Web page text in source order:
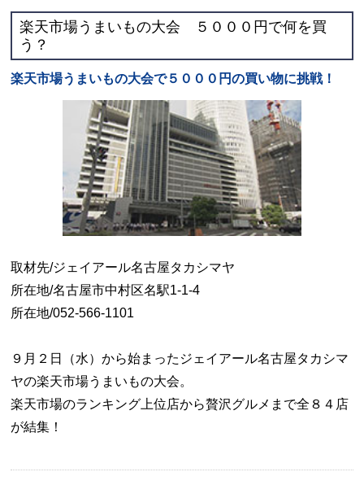
楽天市場うまいもの大会 ５０００円で何を買
う？
楽天市場うまいもの大会で５０００円の買い物に挑戦！
取材先/ジェイアール名古屋タカシマヤ
所在地/名古屋市中村区名駅1-1-4
所在地/052-566-1101
９月２日（水）から始まったジェイアール名古屋タカシマ
ヤの楽天市場うまいもの大会。
楽天市場のランキング上位店から贅沢グルメまで全８４店
が結集！